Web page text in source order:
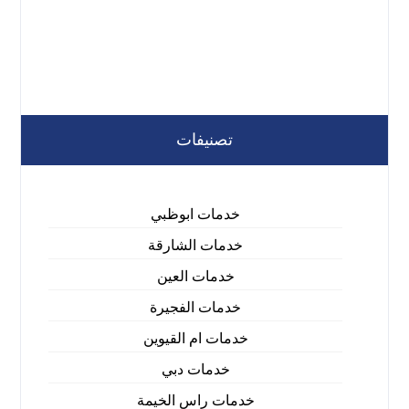
تصنيفات
خدمات ابوظبي
خدمات الشارقة
خدمات العين
خدمات الفجيرة
خدمات ام القيوين
خدمات دبي
خدمات راس الخيمة